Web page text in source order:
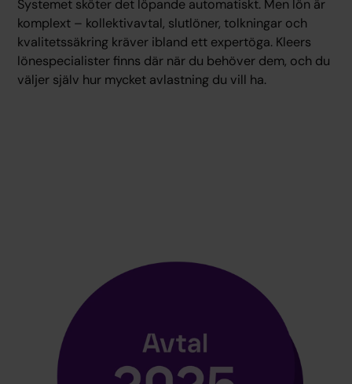
Systemet sköter det löpande automatiskt. Men lön är
komplext – kollektivavtal, slutlöner, tolkningar och
kvalitetssäkring kräver ibland ett expertöga. Kleers
lönespecialister finns där när du behöver dem, och du
väljer själv hur mycket avlastning du vill ha.